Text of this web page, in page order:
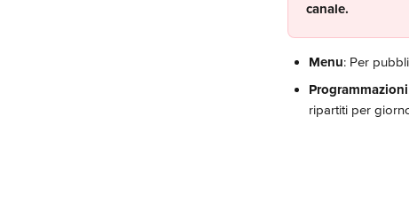
canale.
Menu: Per
Programmazioni
ripartiti per